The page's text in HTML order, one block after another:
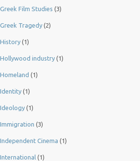
Greek Film Studies (3)
Greek Tragedy (2)
History (1)
Hollywood industry (1)
Homeland (1)
Identity (1)
Ideology (1)
Immigration (3)
Independent Cinema (1)
International (1)